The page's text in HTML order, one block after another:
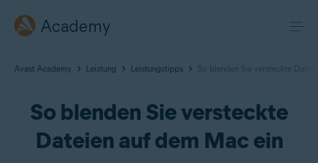
Academy
Avast Academy Leistung Leistungstipps So blenden Sie versteckte
So blenden Sie versteckte
Dateien auf dem Mac ein